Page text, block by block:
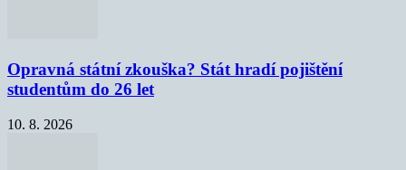
Opravná státní zkouška? Stát hradí pojištění
studentům do 26 let
10. 8. 2026